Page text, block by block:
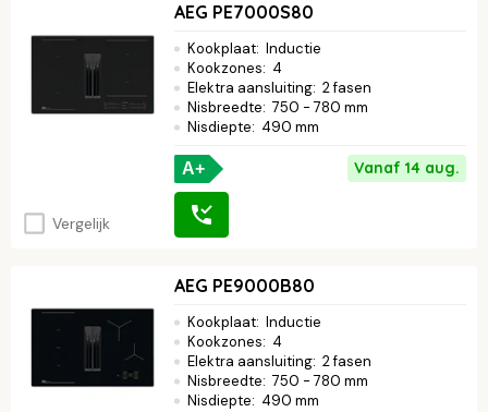
Vergelijk
AEG PE7000S80
Kookplaat: Inductie
Kookzones: 4
Elektra aansluiting: 2 fasen
Nisbreedte: 750 - 780 mm
Nisdiepte: 490 mm
A+ Vanaf 14 aug.
AEG PE9000B80
Kookplaat: Inductie
Kookzones: 4
Elektra aansluiting: 2 fasen
Nisbreedte: 750 - 780 mm
Nisdiepte: 490 mm